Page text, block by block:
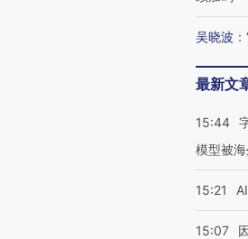
吴晓波 ：
最新文
15:44
模型被
15:21
15:07